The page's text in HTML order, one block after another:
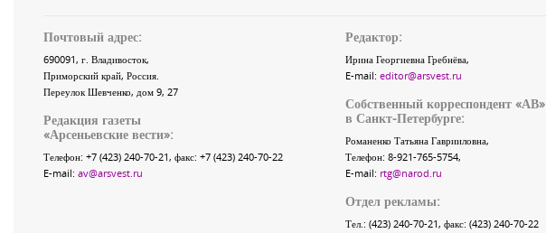
Почтовый адрес:
690091, г. Владивосток,
Приморский край, Россия.
Переулок Шевченко, дом 9, 27
Редакция газеты
«Арсеньевские вести»:
Телефон: +7 (423) 240-70-21, факс: +7 (423) 240-70-22
E-mail: av@arsvest.ru
Редактор:
Ирина Георгиевна Гребнёва,
E-mail: editor@arsvest.ru
Собственный корреспондент «АВ»
в Санкт-Петербурге:
Романенко Татьяна Гаврииловна,
Телефон: 8-921-765-5754,
E-mail: rtg@narod.ru
Отдел рекламы:
Тел.: (423) 240-70-21, факс: (423) 240-70-22